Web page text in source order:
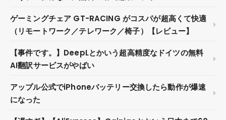
ゲーミングチェア GT-RACING がコスパが超高くて快適
（リモートワーク／テレワーク／椅子）【レビュー】
【事件です。】DeepLとかいう超高精度なドイツの無料
AI翻訳サービスがやばい
アップル公式でiPhoneバッテリー交換したら動作が爆速
になった